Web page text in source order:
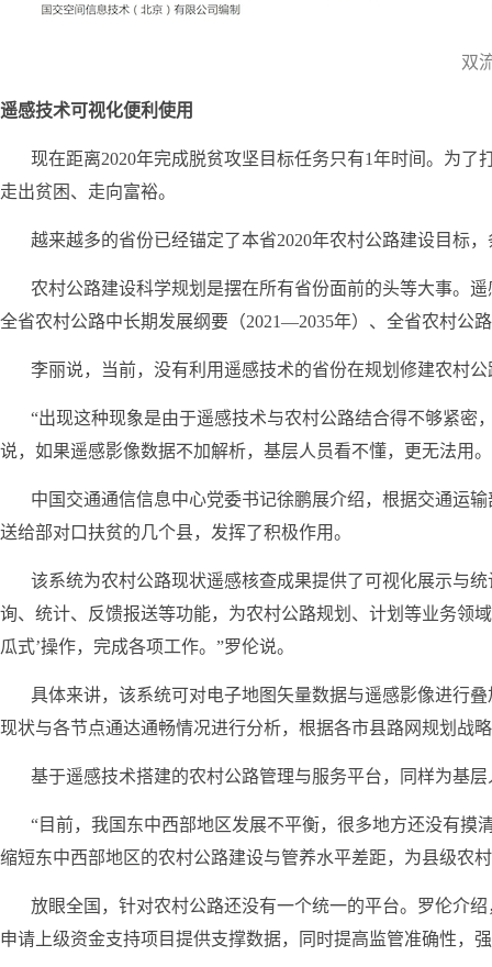
双
遥感技术可视化便利使用
现在距离2020年完成脱贫攻坚目标任务只有1年时间。为
走出贫困、走向富裕。
越来越多的省份已经锚定了本省2020年农村公路建设目标
农村公路建设科学规划是摆在所有省份面前的头等大事。
全省农村公路中长期发展纲要（2021—2035年）、全省农村公
李丽说，当前，没有利用遥感技术的省份在规划修建农村
“出现这种现象是由于遥感技术与农村公路结合得不够紧密
说，如果遥感影像数据不加解析，基层人员看不懂，更无法用。
中国交通通信信息中心党委书记徐鹏展介绍，根据交通运
送给部对口扶贫的几个县，发挥了积极作用。
该系统为农村公路现状遥感核查成果提供了可视化展示与
询、统计、反馈报送等功能，为农村公路规划、计划等业务领
瓜式’操作，完成各项工作。”罗伦说。
具体来讲，该系统可对电子地图矢量数据与遥感影像进行
现状与各节点通达通畅情况进行分析，根据各市县路网规划战
基于遥感技术搭建的农村公路管理与服务平台，同样为基
“目前，我国东中西部地区发展不平衡，很多地方还没有
缩短东中西部地区的农村公路建设与管养水平差距，为县级农
放眼全国，针对农村公路还没有一个统一的平台。罗伦介
申请上级资金支持项目提供支撑数据，同时提高监管准确性，